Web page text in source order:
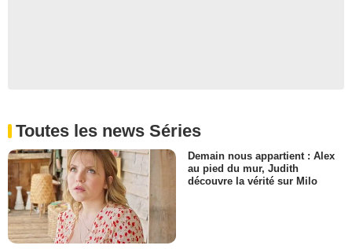
Toutes les news Séries
Demain nous appartient : Alex
au pied du mur, Judith
découvre la vérité sur Milo